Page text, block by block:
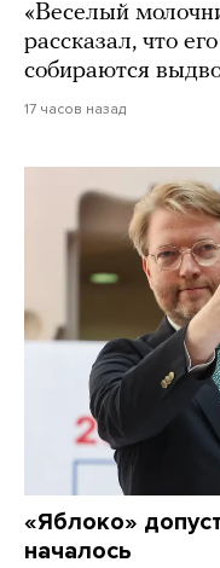
«Веселый
рассказал, что
собираются
17 часов назад
«Яблоко»
началось